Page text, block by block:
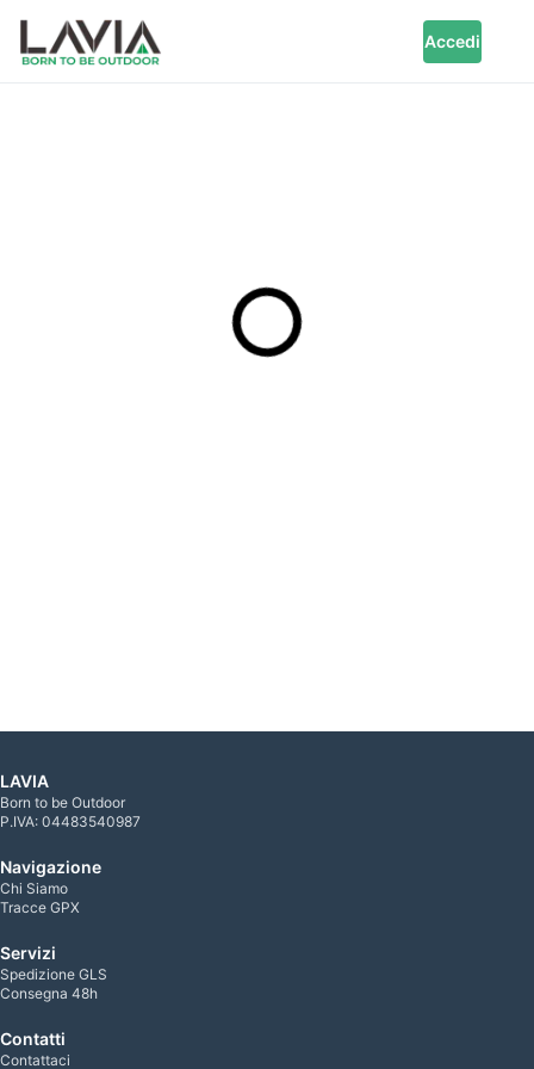
Accedi
LAVIA
Born to be Outdoor
P.IVA: 04483540987
Navigazione
Chi Siamo
Tracce GPX
Servizi
Spedizione GLS
Consegna 48h
Contatti
Contattaci